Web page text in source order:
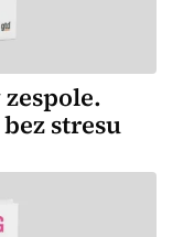
stresu